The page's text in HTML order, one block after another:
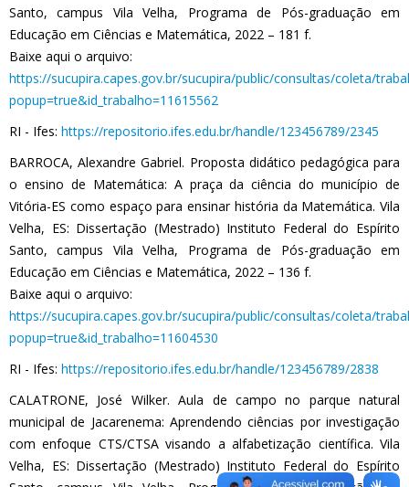
Santo, campus Vila Velha, Programa de Pós-graduação em
Educação em Ciências e Matemática, 2022 – 181 f.
Baixe aqui o arquivo:
https://sucupira.capes.gov.br/sucupira/public/consultas/coleta/
popup=true&id_trabalho=11615562
RI - Ifes: https://repositorio.ifes.edu.br/handle/123456789/2345
BARROCA, Alexandre Gabriel. Proposta didático pedagógica para
o ensino de Matemática: A praça da ciência do município de
Vitória-ES como espaço para ensinar história da Matemática. Vila
Velha, ES: Dissertação (Mestrado) Instituto Federal do Espírito
Santo, campus Vila Velha, Programa de Pós-graduação em
Educação em Ciências e Matemática, 2022 – 136 f.
Baixe aqui o arquivo:
https://sucupira.capes.gov.br/sucupira/public/consultas/coleta/
popup=true&id_trabalho=11604530
RI - Ifes: https://repositorio.ifes.edu.br/handle/123456789/2838
CALATRONE, José Wilker. Aula de campo no parque natural
municipal de Jacarenema: Aprendendo ciências por investigação
com enfoque CTS/CTSA visando a alfabetização científica. Vila
Velha, ES: Dissertação (Mestrado) Instituto Federal do Espírito